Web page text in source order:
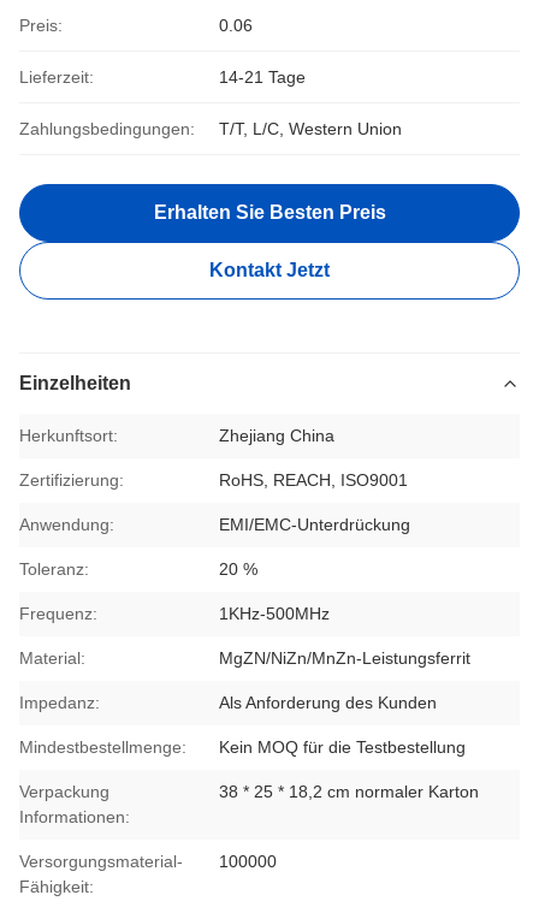
Preis: 0.06
Lieferzeit: 14-21 Tage
Zahlungsbedingungen: T/T, L/C, Western Union
Erhalten Sie Besten Preis
Kontakt Jetzt
Einzelheiten
Herkunftsort: Zhejiang China
Zertifizierung: RoHS, REACH, ISO9001
Anwendung: EMI/EMC-Unterdrückung
Toleranz: 20 %
Frequenz: 1KHz-500MHz
Material: MgZN/NiZn/MnZn-Leistungsferrit
Impedanz: Als Anforderung des Kunden
Mindestbestellmenge: Kein MOQ für die Testbestellung
Verpackung
Informationen:
38 * 25 * 18,2 cm normaler Karton
Versorgungsmaterial-
Fähigkeit:
100000